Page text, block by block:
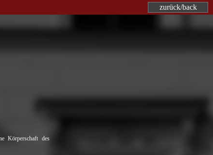
zurück/back
Körperschaft des